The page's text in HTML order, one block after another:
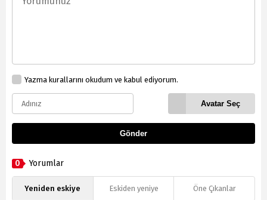
Yazma kurallarını okudum ve kabul ediyorum.
Avatar Seç
Gönder
0 Yorumlar
Yeniden eskiye Eskiden yeniye Öne Çıkanlar